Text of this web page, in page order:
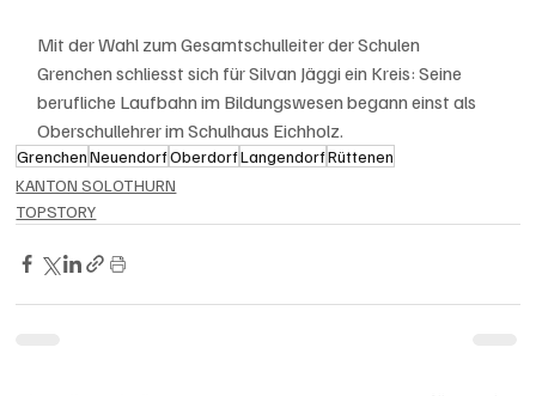
Mit der Wahl zum Gesamtschulleiter der Schulen
Grenchen schliesst sich für Silvan Jäggi ein Kreis: Seine
berufliche Laufbahn im Bildungswesen begann einst als
Oberschullehrer im Schulhaus Eichholz.
Grenchen NeuendorfOberdorfLangendorfRüttenen
KANTON SOLOTHURN
TOPSTORY